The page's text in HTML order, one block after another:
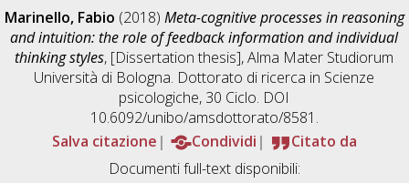
Marinello, Fabio (2018) Meta-cognitive processes in reasoning
and intuition: the role of feedback information and individual
thinking styles, [Dissertation thesis], Alma Mater Studiorum
Università di Bologna. Dottorato di ricerca in Scienze
psicologiche, 30 Ciclo. DOI
10.6092/unibo/amsdottorato/8581.
Salva citazione
Condividi
Citato da
Documenti full-text disponibili: